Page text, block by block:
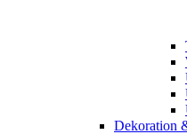
Dekoration